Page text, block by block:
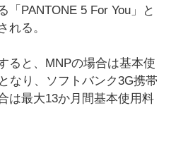
「PANTONE 5 For You」と
れる。
ると、MNPの場合は基本使
なり、ソフトバンク3G携帯
は最大13か月間基本使用料